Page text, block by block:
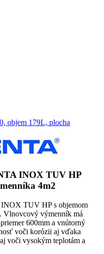
objem 179L, plocha
INOX TUV HP
4m2
INOX TUV HP s objemom
Vlnovcový výmenník má
600mm a vnútorný
voči korózii aj vďaka
voči vysokým teplotám a